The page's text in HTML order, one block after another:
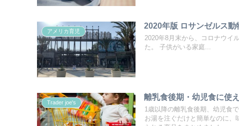
アメリカ育児
2020年版 ロサンゼルス動
2020年8月末から、コロナウイ
た。 子供がいる家庭...
Trader joe's
離乳食後期・幼児食に使
1歳以降の離乳食後期、幼児食
お湯を注ぐだけと簡単なのに、